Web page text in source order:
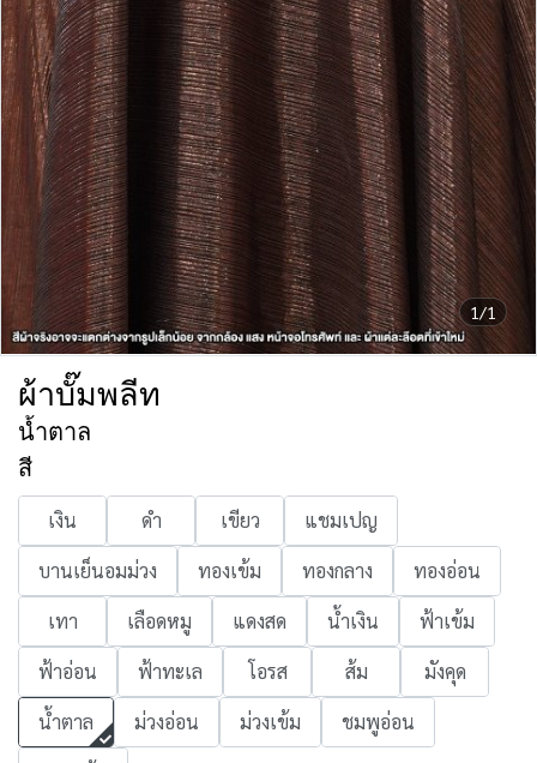
1/1
ผ้าบั๊มพลีท
น้ำตาล
สี
เงิน ดำ เขียว
แชมเปญ
บานเย็นอมม่วง
ทองเข้ม ทองกลาง
ทองอ่อน
เทา
เลือดหมู แดงสด น้ำเงิน
ฟ้าเข้ม
ฟ้าอ่อน
ฟ้าทะเล โอรส ส้ม
มังคุด
น้ำตาล
ม่วงอ่อน ม่วงเข้ม
ชมพูอ่อน